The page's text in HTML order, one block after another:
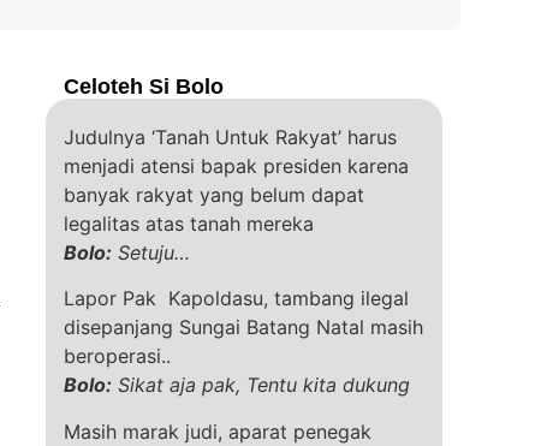
Celoteh Si Bolo
Judulnya ‘Tanah Untuk Rakyat’ harus
menjadi atensi bapak presiden karena
banyak rakyat yang belum dapat
legalitas atas tanah mereka
Bolo: Setuju…
Lapor Pak Kapoldasu, tambang ilegal
disepanjang Sungai Batang Natal masih
beroperasi..
Bolo: Sikat aja pak, Tentu kita dukung
Masih marak judi, aparat penegak